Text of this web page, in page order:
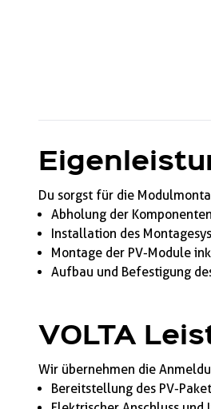
Du sorgst für die
Abholung der
Installation des
Montage der PV-Module
Aufbau und Befestigung
VOLTA
Wir übernehmen die
Bereitstellung des PV-